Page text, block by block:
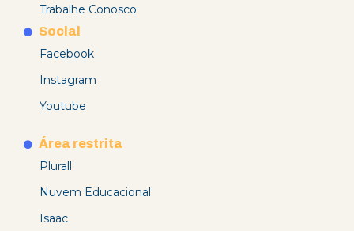
Trabalhe Conosco
Social
Facebook
Instagram
Youtube
Área restrita
Plurall
Nuvem Educacional
Isaac